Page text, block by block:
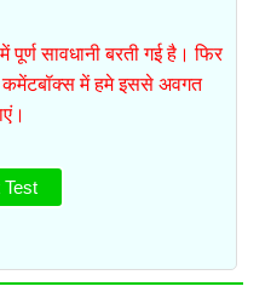
सावधानी बरती गई है। फिर
कमेंटबॉक्स में हमे इससे अवगत
Test